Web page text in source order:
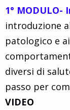
1°
introduzione
patologico e
diversi di
passo per
VIDEO